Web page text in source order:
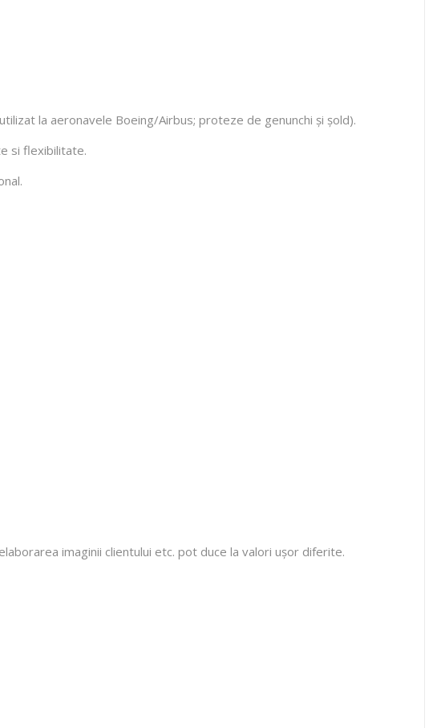
la aeronavele Boeing/Airbus; proteze de genunchi și șold).
si flexibilitate.
imaginii clientului etc. pot duce la valori ușor diferite.